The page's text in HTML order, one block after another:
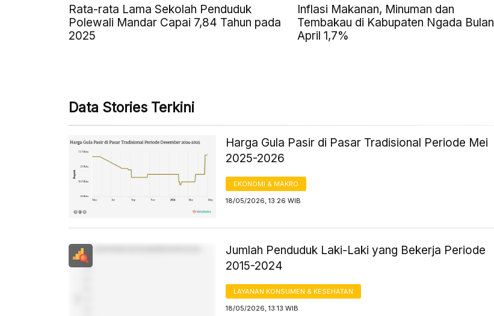
Rata-rata Lama Sekolah Penduduk
Polewali Mandar Capai 7,84 Tahun pada
2025
Inflasi Makanan, Minuman dan
Tembakau di Kabupaten Ngada Bulan
April 1,7%
Data Stories Terkini
Harga Gula Pasir di Pasar Tradisional Periode Mei
2025-2026
EKONOMI & MAKRO
18/05/2026, 13:26 WIB
Jumlah Penduduk Laki-Laki yang Bekerja Periode
2015-2024
LAYANAN KONSUMEN & KESEHATAN
18/05/2026, 13:13 WIB